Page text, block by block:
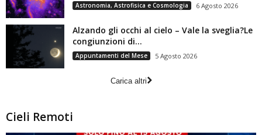
Astronomia, Astrofisica e Cosmologia 6 Agosto 2026
Alzando gli occhi al cielo – Vale la sveglia?Le
congiunzioni di...
Appuntamenti del Mese 5 Agosto 2026
Carica altri
Cieli Remoti